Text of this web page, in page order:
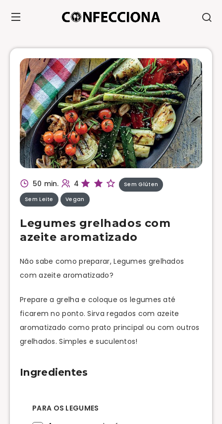
50 min. 4 Sem Glúten
Sem Leite Vegan
Legumes grelhados com
azeite aromatizado
Não sabe como preparar, Legumes grelhados
com azeite aromatizado?
Prepare a grelha e coloque os legumes até
ficarem no ponto. Sirva regados com azeite
aromatizado como prato principal ou com outros
grelhados. Simples e suculentos!
Ingredientes
PARA OS LEGUMES